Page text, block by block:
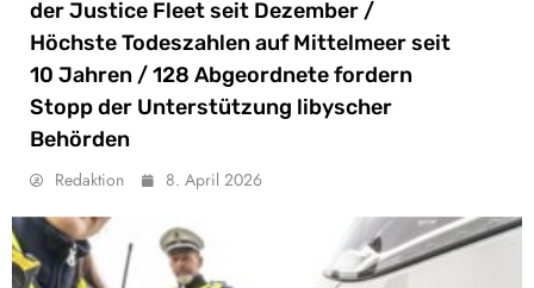
der Justice Fleet seit Dezember /
Höchste Todeszahlen auf Mittelmeer seit
10 Jahren / 128 Abgeordnete fordern
Stopp der Unterstützung libyscher
Behörden
Redaktion 8. April 2026